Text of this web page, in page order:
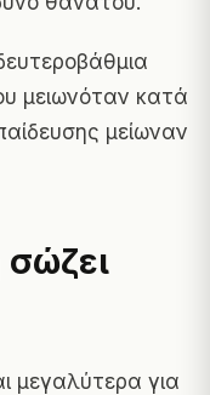
μειωνόταν κατά
μείωναν
μεγαλύτερα για